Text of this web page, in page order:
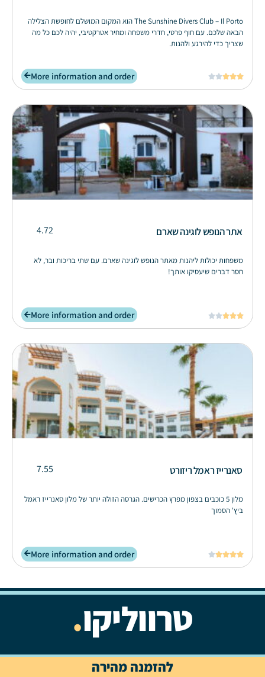
להזמנה מהירה
The Sunshine Divers Club – Il Porto הוא המקום המושלם לחופשת הצלילה
הבאה שלכם. עם חוף פרטי, חדרי משפחה ומחיר אטרקטיבי, יהיה לכם כל מה
שצריך כדי להירגע ולהנות.





More information and order
אתר הנופש לוגינה שארם 4.72
משפחות יכולות ליהנות מאתר הנופש לוגינה שארם. עם שתי בריכות ובר, לא
חסר דברים שיעסיקו אותך!





More information and order
סאנרייז ראמל ריזורט 7.55
מלון 5 כוכבים בצפון מפרץ הכרישים. הגרסה הזולה יותר של מלון סאנרייז ראמל
ביץ' הסמוך





More information and order
טרווליקו.
OTWDESIGN